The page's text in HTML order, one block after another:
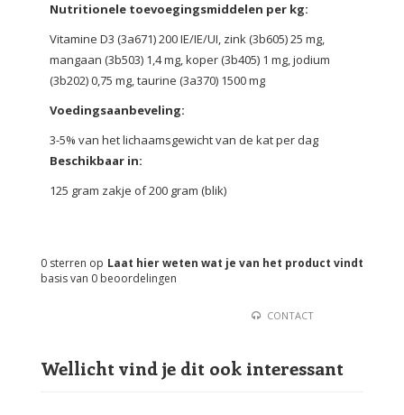
Nutritionele toevoegingsmiddelen per kg:
Vitamine D3 (3a671) 200 IE/IE/UI, zink (3b605) 25 mg,
mangaan (3b503) 1,4 mg, koper (3b405) 1 mg, jodium
(3b202) 0,75 mg, taurine (3a370) 1500 mg
Voedingsaanbeveling:
3-5% van het lichaamsgewicht van de kat per dag
Beschikbaar in:
125 gram zakje of 200 gram (blik)
Laat hier weten wat je van het product vindt
0 sterren op
basis van 0 beoordelingen
CONTACT
Wellicht vind je dit ook interessant